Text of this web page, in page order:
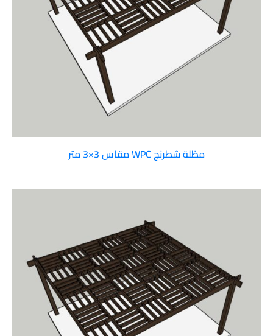
مظلة شطرنج WPC مقاس 3×3 متر